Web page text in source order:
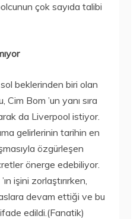
çok sayıda talibi
beklerinden biri olan
Bom ’un yanı sıra
da Liverpool istiyor.
gelirlerinin tarihin en
özgürleşen
önerge edebiliyor.
işini zorlaştırırken,
devam ettiği ve bu
ifade edildi.(Fanatik)